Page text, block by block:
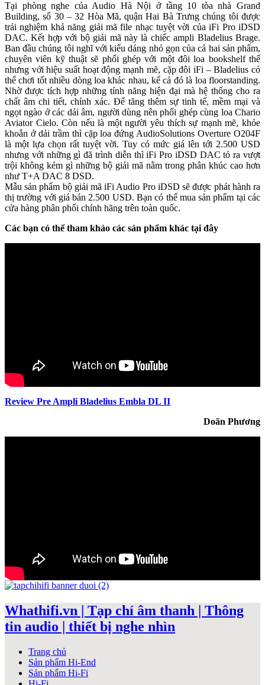
Tại phòng nghe của Audio Hà Nội ở tầng 10 tòa nhà Grand
Building, số 30 – 32 Hòa Mã, quận Hai Bà Trưng chúng tôi được
trải nghiệm khả năng giải mã file nhạc tuyệt vời của iFi Pro iDSD
DAC. Kết hợp với bộ giải mã này là chiếc ampli Bladelius Brage.
Ban đầu chúng tôi nghĩ với kiểu dáng nhỏ gọn của cả hai sản phẩm,
chuyên viên kỹ thuật sẽ phối ghép với một đôi loa bookshelf thế
nhưng với hiệu suất hoạt động mạnh mẽ, cặp đôi iFi – Bladelius có
thể chơi tốt nhiều dòng loa khác nhau, kể cả đó là loa floorstanding.
Nhờ được tích hợp những tính năng hiện đại mà hệ thống cho ra
chất âm chi tiết, chính xác. Để tăng thêm sự tinh tế, mềm mại và
ngọt ngào ở các dải âm, người dùng nên phối ghép cùng loa Chario
Aviator Cielo. Còn nếu là một người yêu thích sự mạnh mẽ, khỏe
khoắn ở dải trầm thì cặp loa đứng AudioSolutions Overture O204F
là một lựa chọn rất tuyệt vời. Tuy có mức giá lên tới 2.500 USD
nhưng với những gì đã trình diễn thì iFi Pro iDSD DAC tỏ ra vượt
trội không kém gì những bộ giải mã nằm trong phân khúc cao hơn
như T+A DAC 8 DSD.
Mẫu sản phẩm bộ giải mã iFi Audio Pro iDSD sẽ được phát hành ra
thị trường với giá bán 2.500 USD. Bạn có thể mua sản phẩm tại các
cửa hàng phân phối chính hãng trên toàn quốc.
Các bạn có thể tham khảo các sản phẩm khác tại đây
Review Pre Ampli Bladelius Embla DL II
Doãn Phương
Whathifi.vn | Tạp chí âm thanh | Thông
tin audio | thiết bị nghe nhìn
Trang chủ
Sản phẩm Hi-End
Sản phẩm Hi-Fi